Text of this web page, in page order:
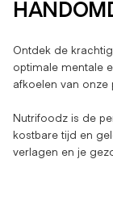
Ontdek de
optimale mentale
afkoelen van onze
Nutrifoodz is de
kostbare tijd en
verlagen en je